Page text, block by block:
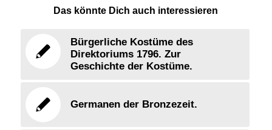
Das könnte Dich auch interessieren
Bürgerliche Kostüme des
Direktoriums 1796. Zur
Geschichte der Kostüme.
Germanen der Bronzezeit.